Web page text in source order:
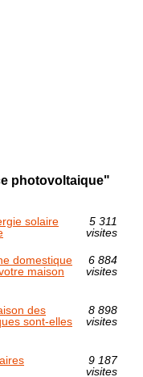
photovoltaique"
solaire
5 311
visites
domestique
maison
6 884
visites
des
sont-elles
8 898
visites
9 187
visites